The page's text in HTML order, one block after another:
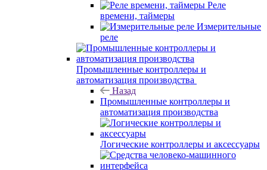
Реле
времени, таймеры
Измерительные
реле
Промышленные контроллеры и
автоматизация производства
Назад
Промышленные контроллеры и
автоматизация производства
Логические контроллеры и аксессуары